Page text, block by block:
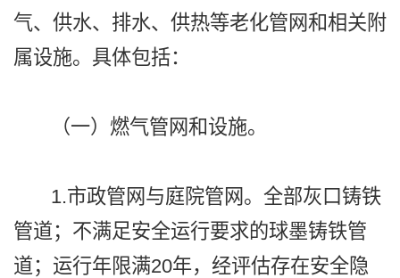
气、供水、排水、供热等老化管网和相关附
属设施。具体包括：
（一）燃气管网和设施。
1.市政管网与庭院管网。全部灰口铸铁
管道；不满足安全运行要求的球墨铸铁管
道；运行年限满20年，经评估存在安全隐